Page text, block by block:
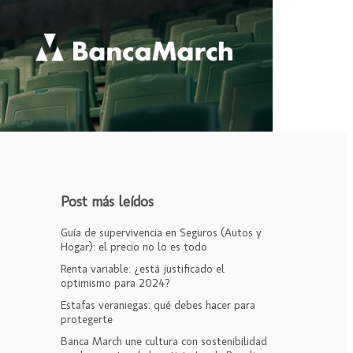
Post más leídos
Guía de supervivencia en Seguros (Autos y
Hogar): el precio no lo es todo
Renta variable: ¿está justificado el
optimismo para 2024?
Estafas veraniegas: qué debes hacer para
protegerte
Banca March une cultura con sostenibilidad